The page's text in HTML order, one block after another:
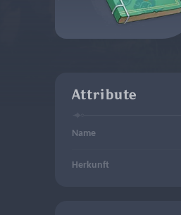
Attribute
Name
Herkunft